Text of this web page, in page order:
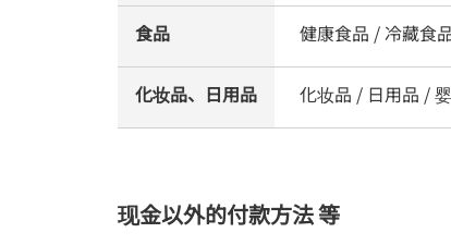
食品 健康食品 / 冷藏食
化妆品、日用品 化妆品 / 日用品 /
现金以外的付款方法 等